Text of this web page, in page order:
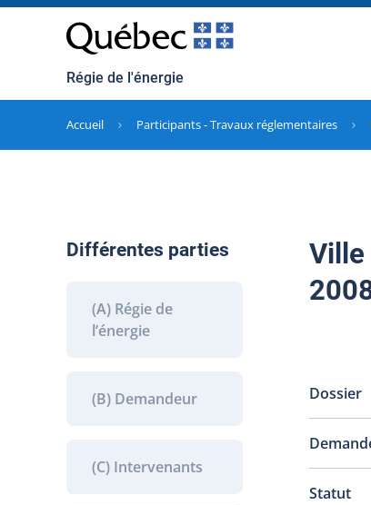
Régie de l'énergie
Accueil Participants - Travaux réglementaires
Différentes parties
(A) Régie de
l’énergie
(B) Demandeur
(C) Intervenants
Ville
Dossier
Statut